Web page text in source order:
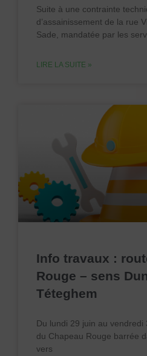
Suite à une contrainte
d’assainissement de la rue
Sade, mandatée par les
LIRE LA SUITE »
Info travaux :
Rouge – sens
Téteghem
Du lundi 29 juin au vendredi
du Chapeau Rouge barrée
vers